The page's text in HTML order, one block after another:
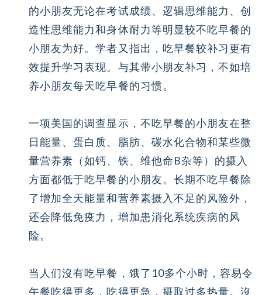
的小朋友无论在考试成绩、逻辑思维能力、创
造性思维能力和身体耐力等明显较不吃早餐的
小朋友为好。学者又指出，吃早餐较补习更有
效提升学习表现。与其带小朋友补习，不如培
养小朋友每天吃早餐的习惯。
一项美国的调查显示，不吃早餐的小朋友在整
日能量、蛋白质、脂肪、碳水化合物和某些微
量营养素（如钙、铁、维他命B杂等）的摄入
方面都低于吃早餐的小朋友。长期不吃早餐除
了增加全天能量和营养素摄入不足的风险外，
还会降低免疫力，增加患消化系统疾病的风
险。
当人们沒有吃早餐，饿了10多个小时，容易令
午餐吃得更多，吃得更急，摄取过多热量。沒